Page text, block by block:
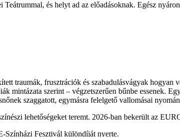
és helyt ad az előadásoknak. Egész
traumák, frusztrációk és szabadulásvágyak
mintázata szerint – végzetszerűen bűnbe essenek.
szaggatott, egymásra felelgető vallomásai
lehetőségeket teremt. 2026-ban bekerült az
Színházi Fesztivál különdíját nyerte.